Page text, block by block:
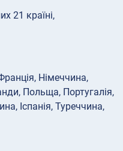
21 країні,
Німеччина,
Польща, Португалія,
Іспанія, Туреччина,